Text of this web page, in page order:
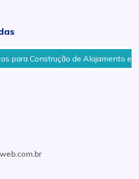
Construção de Alojamento em